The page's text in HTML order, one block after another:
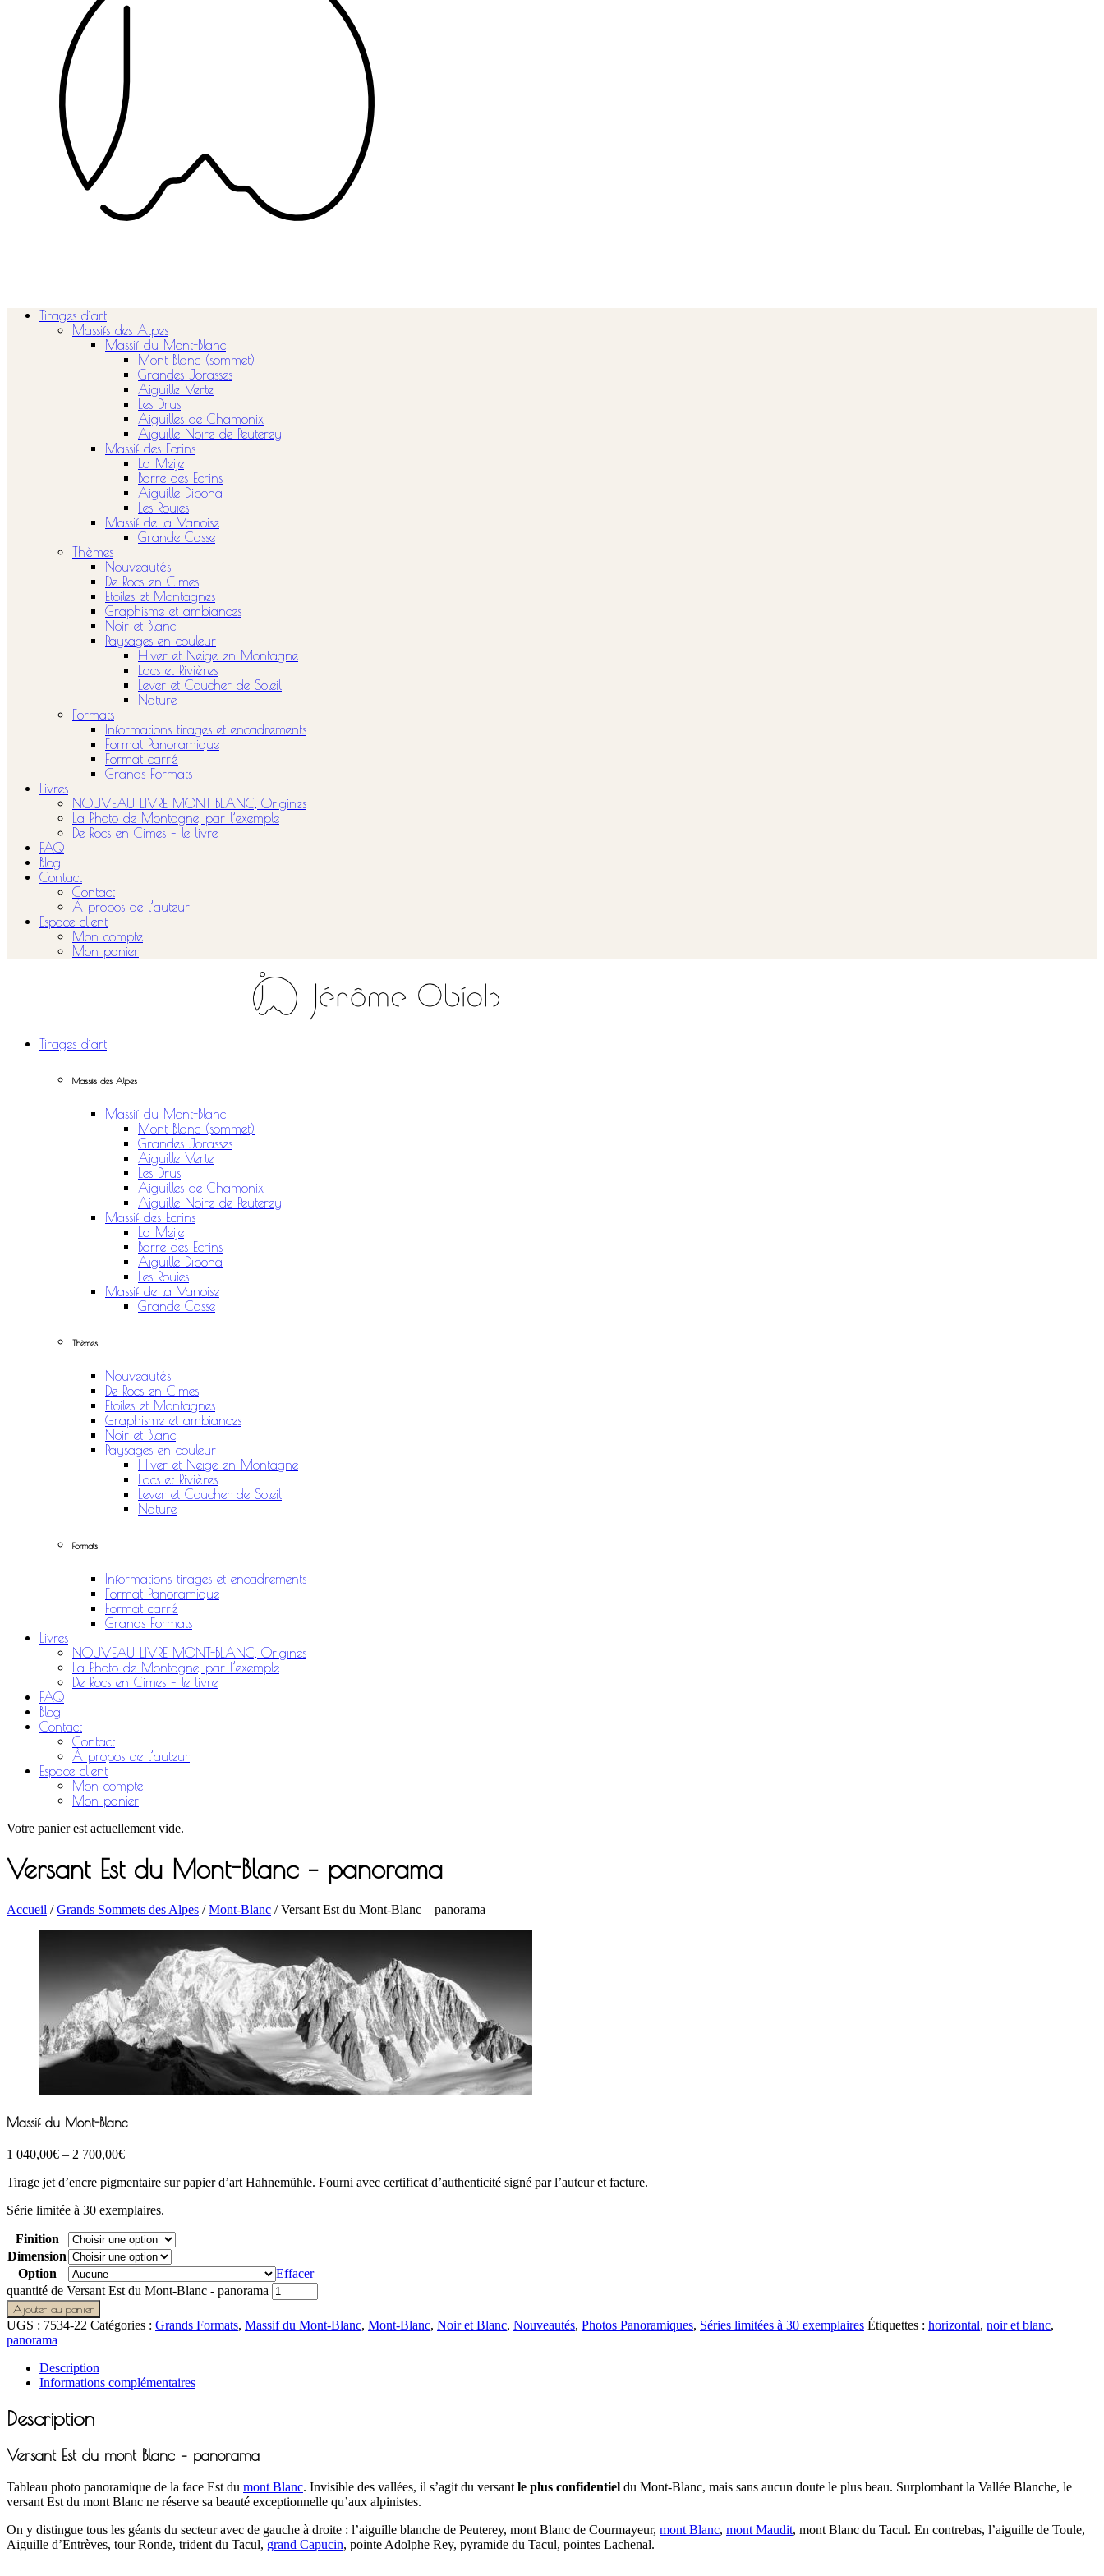
Tirages d’art
Massifs des Alpes
Massif du Mont-Blanc
Mont Blanc (sommet)
Grandes Jorasses
Aiguille Verte
Les Drus
Aiguilles de Chamonix
Aiguille Noire de Peuterey
Massif des Ecrins
La Meije
Barre des Ecrins
Aiguille Dibona
Les Rouies
Massif de la Vanoise
Grande Casse
Thèmes
Nouveautés
De Rocs en Cimes
Etoiles et Montagnes
Graphisme et ambiances
Noir et Blanc
Paysages en couleur
Hiver et Neige en Montagne
Lacs et Rivières
Lever et Coucher de Soleil
Nature
Formats
Informations tirages et encadrements
Format Panoramique
Format carré
Grands Formats
Livres
NOUVEAU LIVRE MONT-BLANC, Origines
La Photo de Montagne, par l’exemple
De Rocs en Cimes – le livre
FAQ
Blog
Contact
Contact
À propos de l’auteur
Espace client
Mon compte
Mon panier
Tirages d’art
Massifs des Alpes
Massif du Mont-Blanc
Mont Blanc (sommet)
Grandes Jorasses
Aiguille Verte
Les Drus
Aiguilles de Chamonix
Aiguille Noire de Peuterey
Massif des Ecrins
La Meije
Barre des Ecrins
Aiguille Dibona
Les Rouies
Massif de la Vanoise
Grande Casse
Thèmes
Nouveautés
De Rocs en Cimes
Etoiles et Montagnes
Graphisme et ambiances
Noir et Blanc
Paysages en couleur
Hiver et Neige en Montagne
Lacs et Rivières
Lever et Coucher de Soleil
Nature
Formats
Informations tirages et encadrements
Format Panoramique
Format carré
Grands Formats
Livres
NOUVEAU LIVRE MONT-BLANC, Origines
La Photo de Montagne, par l’exemple
De Rocs en Cimes – le livre
FAQ
Blog
Contact
Contact
À propos de l’auteur
Espace client
Mon compte
Mon panier
Votre panier est actuellement vide.
Versant Est du Mont-Blanc – panorama
Accueil /Grands Sommets des Alpes /Mont-Blanc / Versant Est du Mont-Blanc – panorama
Massif du Mont-Blanc
1 040,00€ – 2 700,00€
Tirage jet d’encre pigmentaire sur papier d’art Hahnemühle. Fourni avec certificat d’authenticité signé par l’auteur et facture.
Série limitée à 30 exemplaires.
Finition
Dimension
Option
Effacer
quantité de Versant Est du Mont-Blanc - panorama
Ajouter au panier
UGS : 7534-22 Catégories : Grands Formats, Massif du Mont-Blanc, Mont-Blanc, Noir et Blanc, Nouveautés, Photos Panoramiques, Séries limitées à 30 exemplaires Étiquettes : horizontal, noir et blanc,
panorama
Description
Informations complémentaires
Description
Versant Est du mont Blanc – panorama
Tableau photo panoramique de la face Est du mont Blanc. Invisible des vallées, il s’agit du versant le plus confidentiel du Mont-Blanc, mais sans aucun doute le plus beau. Surplombant la Vallée Blanche, le
versant Est du mont Blanc ne réserve sa beauté exceptionnelle qu’aux alpinistes.
On y distingue tous les géants du secteur avec de gauche à droite : l’aiguille blanche de Peuterey, mont Blanc de Courmayeur, mont Blanc, mont Maudit, mont Blanc du Tacul. En contrebas, l’aiguille de Toule,
Aiguille d’Entrèves, tour Ronde, trident du Tacul, grand Capucin, pointe Adolphe Rey, pyramide du Tacul, pointes Lachenal.